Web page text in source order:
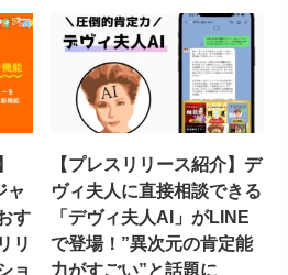
ャ
す
リ
ョ
【プレスリリース紹介】デ
ヴィ夫人に直接相談できる
「デヴィ夫人AI」がLINE
で登場！”異次元の肯定能
力がすごい”と話題に